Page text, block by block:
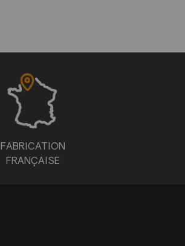
FABRICATION
FRANÇAISE